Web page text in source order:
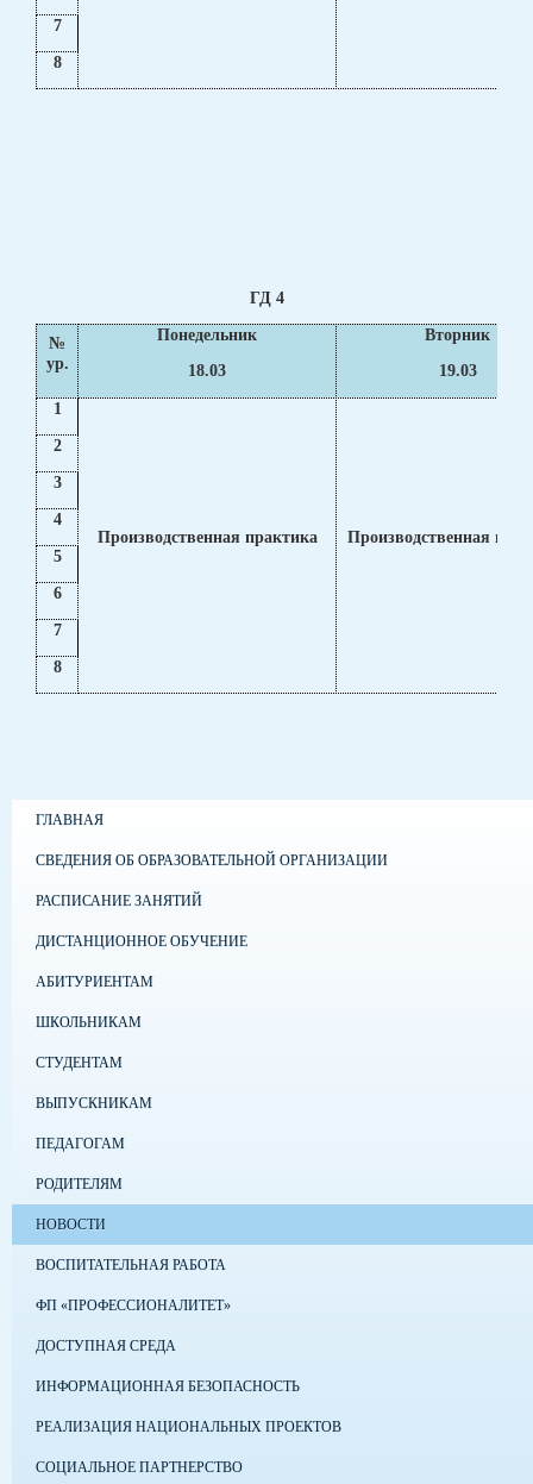
7
8
ГД 4
№
ур.
Понедельник
18.03
Вторник
19.03
1
Производственная практика Производственная
2
3
4
5
6
7
8
ГЛАВНАЯ
СВЕДЕНИЯ ОБ ОБРАЗОВАТЕЛЬНОЙ ОРГАНИЗАЦИИ
РАСПИСАНИЕ ЗАНЯТИЙ
ДИСТАНЦИОННОЕ ОБУЧЕНИЕ
АБИТУРИЕНТАМ
ШКОЛЬНИКАМ
СТУДЕНТАМ
ВЫПУСКНИКАМ
ПЕДАГОГАМ
РОДИТЕЛЯМ
НОВОСТИ
ВОСПИТАТЕЛЬНАЯ РАБОТА
ФП «ПРОФЕССИОНАЛИТЕТ»
ДОСТУПНАЯ СРЕДА
ИНФОРМАЦИОННАЯ БЕЗОПАСНОСТЬ
РЕАЛИЗАЦИЯ НАЦИОНАЛЬНЫХ ПРОЕКТОВ
СОЦИАЛЬНОЕ ПАРТНЕРСТВО